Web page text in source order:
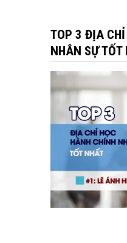
TOP 3 ĐỊA CHỈ
NHÂN SỰ TỐT